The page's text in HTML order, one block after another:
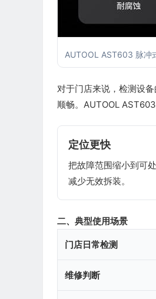
AUTOOL AST603 脉冲
对于门店来说，检测设
顺畅。AUTOOL
定位更快
把故障范围缩小到可
减少无效拆装。
二、典型使用场景
门店日常检测
维修判断